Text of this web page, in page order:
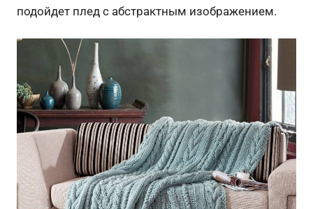
подойдет плед с абстрактным изображением.